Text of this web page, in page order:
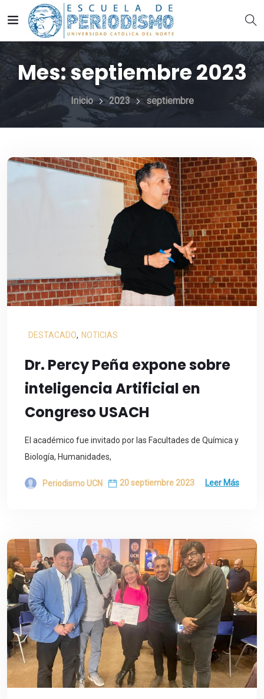
Mes:septiembre 2023
Inicio 2023 septiembre
DESTACADO, NOTICIAS
Dr. Percy Peña expone sobre
inteligencia Artificial en
Congreso USACH
El académico fue invitado por las Facultades de Química y
Biología, Humanidades,
Periodismo UCN 20 septiembre 2023 Leer Más